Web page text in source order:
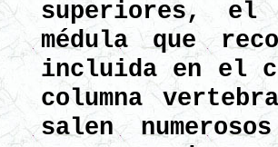
superiores,
médula que
incluida en el
columna
salen